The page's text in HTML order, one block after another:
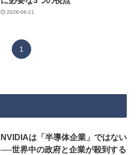
2026-06-21
1
NVIDIAは「半導体企業」ではない
──世界中の政府と企業が殺到する